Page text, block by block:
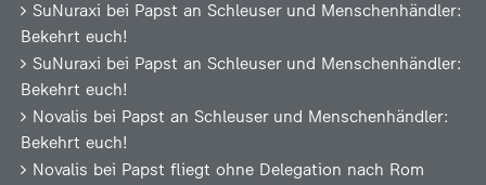
SuNuraxi bei Papst an Schleuser und Menschenhändler:
Bekehrt euch!
SuNuraxi bei Papst an Schleuser und Menschenhändler:
Bekehrt euch!
Novalis bei Papst an Schleuser und Menschenhändler:
Bekehrt euch!
Novalis bei Papst fliegt ohne Delegation nach Rom